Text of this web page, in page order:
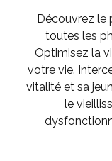
Découvrez le
toutes les
Optimisez la
votre vie.
vitalité et sa
le